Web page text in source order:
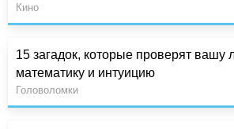
Кино
15 загадок, которые проверят вашу
математику и интуицию
Головоломки